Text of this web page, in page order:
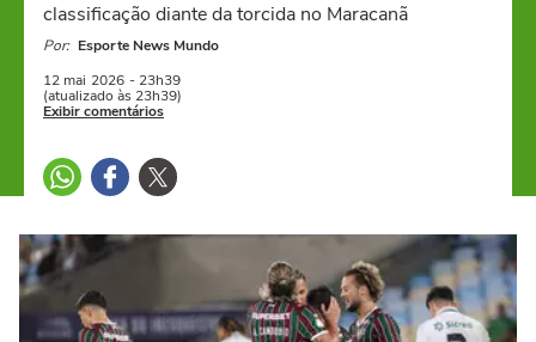
classificação diante da torcida no Maracanã
Por: Esporte News Mundo
12 mai 2026 - 23h39
(atualizado às 23h39)
Exibir comentários